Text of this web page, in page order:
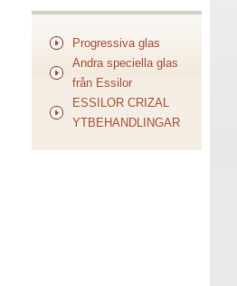
Progressiva glas
Andra speciella glas
från Essilor
ESSILOR CRIZAL
YTBEHANDLINGAR